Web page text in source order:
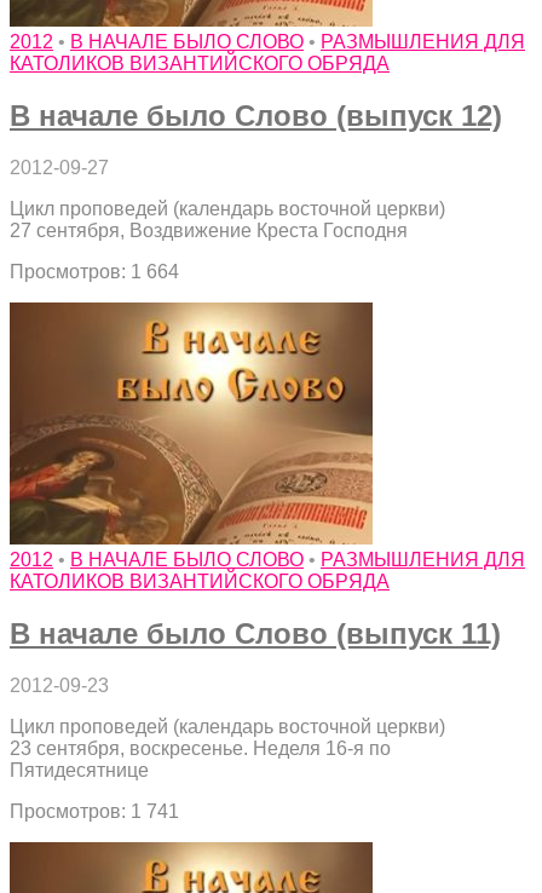
2012 • В НАЧАЛЕ БЫЛО СЛОВО • РАЗМЫШЛЕНИЯ ДЛЯ
КАТОЛИКОВ ВИЗАНТИЙСКОГО ОБРЯДА
В начале было Слово (выпуск 12)
2012-09-27
Цикл проповедей (календарь восточной церкви)
27 сентября, Воздвижение Креста Господня
Просмотров: 1 664
2012 • В НАЧАЛЕ БЫЛО СЛОВО • РАЗМЫШЛЕНИЯ ДЛЯ
КАТОЛИКОВ ВИЗАНТИЙСКОГО ОБРЯДА
В начале было Слово (выпуск 11)
2012-09-23
Цикл проповедей (календарь восточной церкви)
23 сентября, воскресенье. Неделя 16-я по
Пятидесятнице
Просмотров: 1 741